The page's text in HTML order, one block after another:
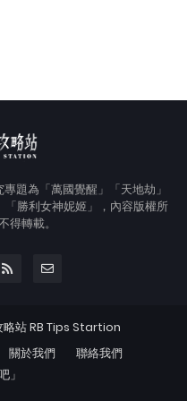
題為「萬國覺醒」「天地劫」
「勝利女神妮姬」，內容版權所
得轉載。
略站 RB Tips Startion
關於我們
聯絡我們
」